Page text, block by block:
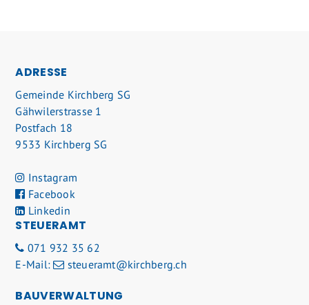
ADRESSE
Gemeinde Kirchberg SG
Gähwilerstrasse 1
Postfach 18
9533 Kirchberg SG
Instagram
Facebook
Linkedin
STEUERAMT
071 932 35 62
E-Mail:
steueramt@kirchberg.ch
BAUVERWALTUNG